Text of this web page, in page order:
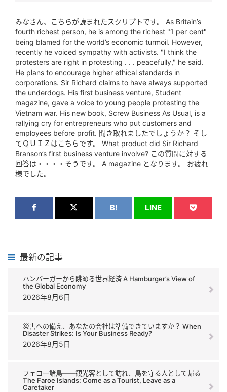
みなさん、こちらが読まれたスクリプトです。 As Britain’s
fourth richest person, he is among the richest "1 per cent"
being blamed for the world’s economic turmoil. However,
recently he voiced sympathy with activists. "I think the
protesters are right in protesting . . . peacefully," he said.
He plans to encourage higher ethical standards in
corporations. Sir Richard claims to have always supported
the underdogs. His first business venture, Student
magazine, gave a voice to young people protesting the
Vietnam war. His new book, Screw Business As Usual, is a
rallying cry for entrepreneurs who put customers and
employees before profit. 聞き取れましたでしょうか？ そし
てＱＵＩＺはこちらです。 What product did Sir Richard
Branson’s first business venture involve? この質問に対する
回答は・・・・そうです。 A magazine となります。 お疲れ
様でした。
B! LINE
最新の記事
ハンバーガーから眺める世界経済 A Hamburger’s View of
the Global Economy
2026年8月6日
災害への備え、あなたの会社は準備できていますか？ When
Disaster Strikes: Is Your Business Ready?
2026年8月5日
フェロー諸島――観光客として訪れ、島を守る人として帰る
The Faroe Islands: Come as a Tourist, Leave as a
Caretaker